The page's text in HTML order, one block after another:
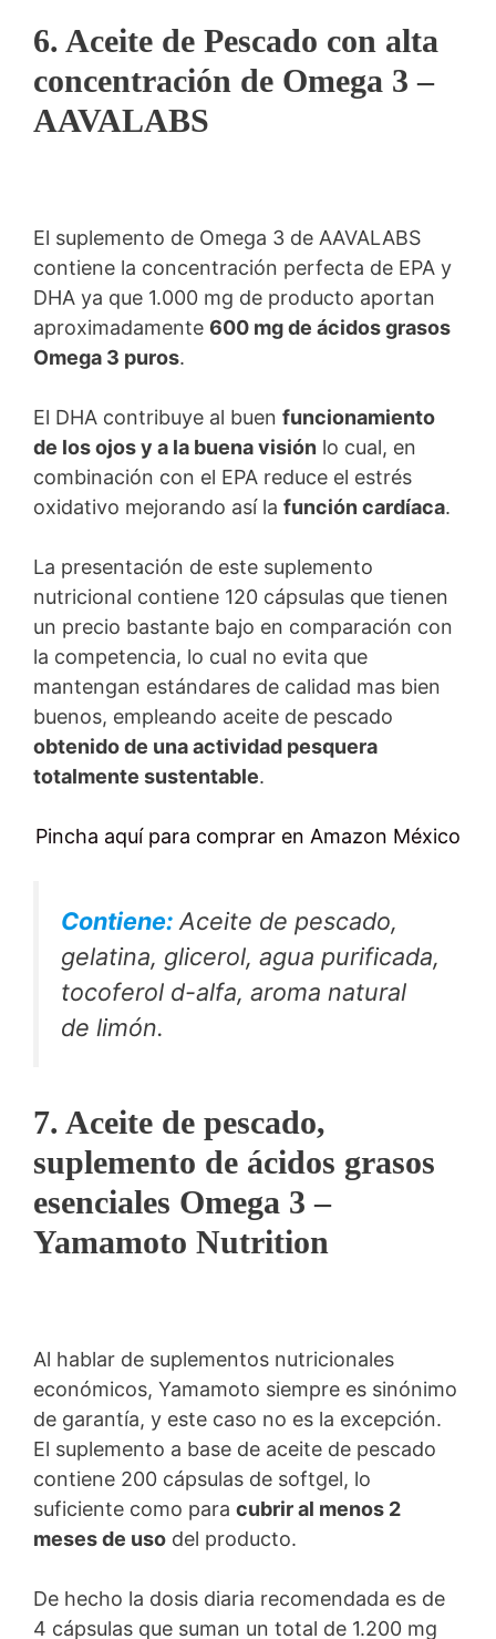
6. Aceite de Pescado con alta
concentración de Omega 3 –
AAVALABS
El suplemento de Omega 3 de AAVALABS
contiene la concentración perfecta de EPA y
DHA ya que 1.000 mg de producto aportan
aproximadamente 600 mg de ácidos grasos
Omega 3 puros.
El DHA contribuye al buen funcionamiento
de los ojos y a la buena visión lo cual, en
combinación con el EPA reduce el estrés
oxidativo mejorando así la función cardíaca.
La presentación de este suplemento
nutricional contiene 120 cápsulas que tienen
un precio bastante bajo en comparación con
la competencia, lo cual no evita que
mantengan estándares de calidad mas bien
buenos, empleando aceite de pescado
obtenido de una actividad pesquera
totalmente sustentable.
Pincha aquí para comprar en Amazon México
Contiene: Aceite de pescado,
gelatina, glicerol, agua purificada,
tocoferol d-alfa, aroma natural
de limón.
7. Aceite de pescado,
suplemento de ácidos grasos
esenciales Omega 3 –
Yamamoto Nutrition
Al hablar de suplementos nutricionales
económicos, Yamamoto siempre es sinónimo
de garantía, y este caso no es la excepción.
El suplemento a base de aceite de pescado
contiene 200 cápsulas de softgel, lo
suficiente como para cubrir al menos 2
meses de uso del producto.
De hecho la dosis diaria recomendada es de
4 cápsulas que suman un total de 1.200 mg